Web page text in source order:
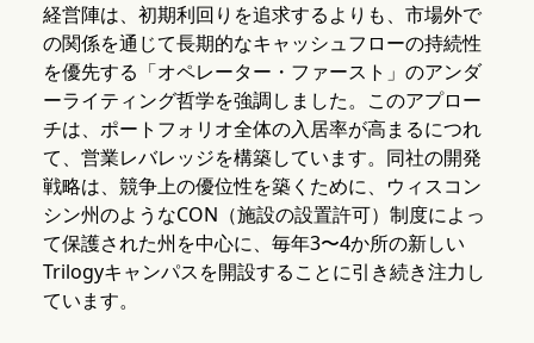
経営陣は、初期利回りを追求するよりも、市場外で
の関係を通じて長期的なキャッシュフローの持続性
を優先する「オペレーター・ファースト」のアンダ
ーライティング哲学を強調しました。このアプロー
チは、ポートフォリオ全体の入居率が高まるにつれ
て、営業レバレッジを構築しています。同社の開発
戦略は、競争上の優位性を築くために、ウィスコン
シン州のようなCON（施設の設置許可）制度によっ
て保護された州を中心に、毎年3〜4か所の新しい
Trilogyキャンパスを開設することに引き続き注力し
ています。